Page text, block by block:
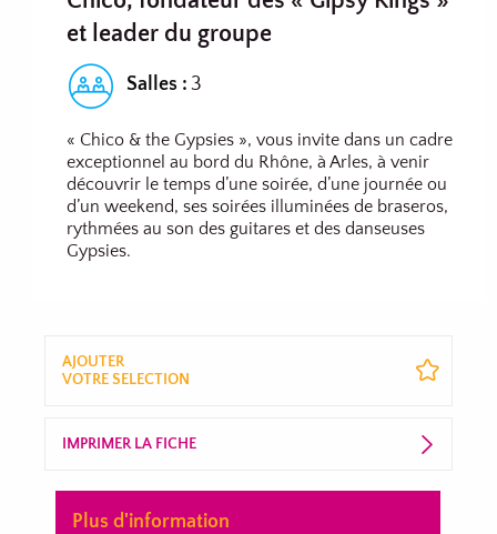
et leader du groupe
Salles : 3
« Chico & the Gypsies », vous invite dans un cadre
exceptionnel au bord du Rhône, à Arles, à venir
découvrir le temps d’une soirée, d’une journée ou
d’un weekend, ses soirées illuminées de braseros,
rythmées au son des guitares et des danseuses
Gypsies.
AJOUTER
VOTRE SELECTION
IMPRIMER LA FICHE
Plus d'information